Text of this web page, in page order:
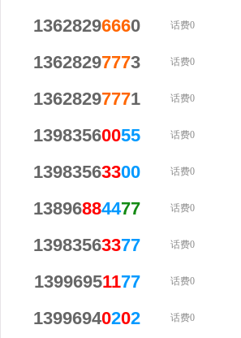
13628296660 话费0
13628297773 话费0
13628297771 话费0
13983560055 话费0
13983563300 话费0
13896884477 话费0
13983563377 话费0
13996951177 话费0
13996940202 话费0